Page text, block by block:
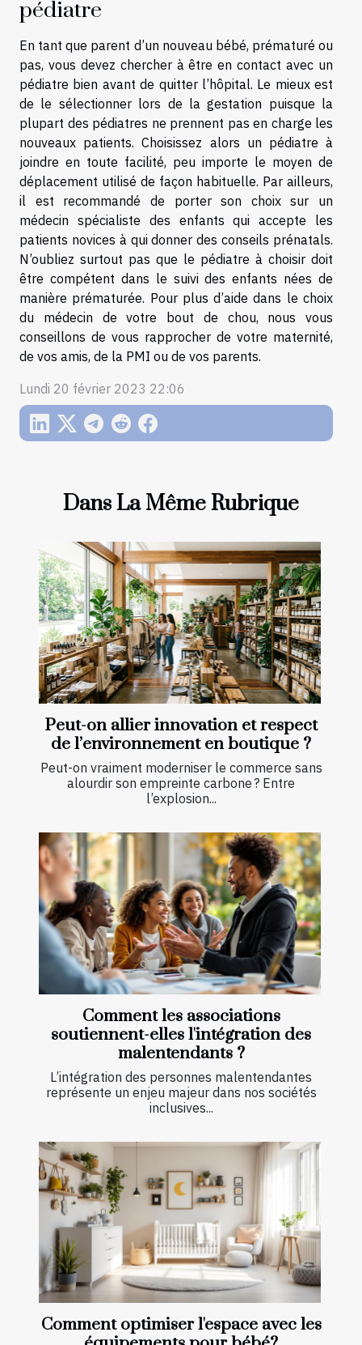
pédiatre
En tant que parent d’un nouveau bébé, prématuré ou
pas, vous devez chercher à être en contact avec un
pédiatre bien avant de quitter l’hôpital. Le mieux est
de le sélectionner lors de la gestation puisque la
plupart des pédiatres ne prennent pas en charge les
nouveaux patients. Choisissez alors un pédiatre à
joindre en toute facilité, peu importe le moyen de
déplacement utilisé de façon habituelle. Par ailleurs,
il est recommandé de porter son choix sur un
médecin spécialiste des enfants qui accepte les
patients novices à qui donner des conseils prénatals.
N’oubliez surtout pas que le pédiatre à choisir doit
être compétent dans le suivi des enfants nées de
manière prématurée. Pour plus d’aide dans le choix
du médecin de votre bout de chou, nous vous
conseillons de vous rapprocher de votre maternité,
de vos amis, de la PMI ou de vos parents.
Lundi 20 février 2023 22:06
Dans La Même Rubrique
Peut-on allier innovation et respect
de l’environnement en boutique ?
Peut-on vraiment moderniser le commerce sans
alourdir son empreinte carbone ? Entre
l’explosion...
Comment les associations
soutiennent-elles l'intégration des
malentendants ?
L’intégration des personnes malentendantes
représente un enjeu majeur dans nos sociétés
inclusives...
Comment optimiser l'espace avec les